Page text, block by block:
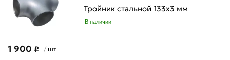
Тройник стальной 133х3 мм
В наличии
1 900 ₽ / шт